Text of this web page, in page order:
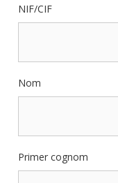
NIF/CIF
Nom
Primer cognom